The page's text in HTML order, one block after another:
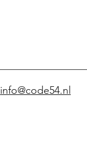
info@code54.nl